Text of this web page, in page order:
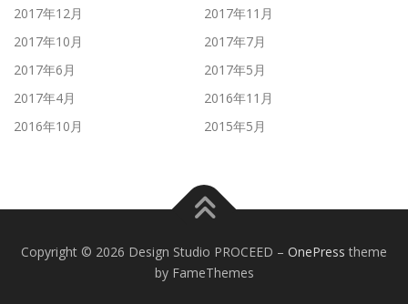
2017年12月
2017年11月
2017年10月
2017年7月
2017年6月
2017年5月
2017年4月
2016年11月
2016年10月
2015年5月
Copyright © 2026 Design Studio PROCEED – OnePress theme
by FameThemes